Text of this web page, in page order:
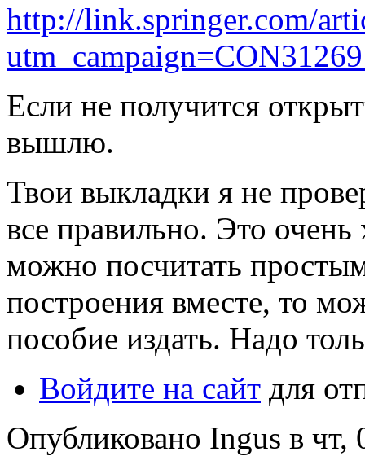
http://link.springer.com/
Если не получится
вышлю.
Твои выкладки я не
все правильно. Это
можно посчитать
построения вместе, то
пособие издать. Надо
Войдите на сайт для
Опубликовано Ingus в